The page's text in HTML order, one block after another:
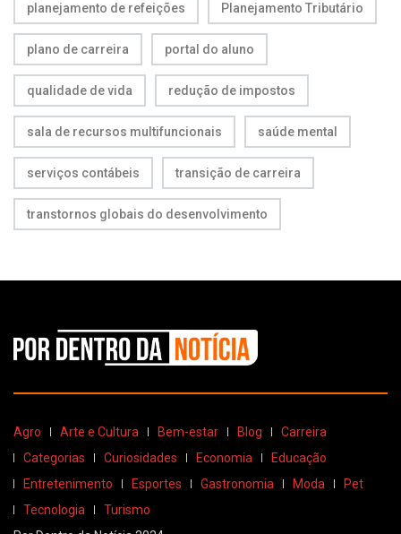
planejamento de refeições Planejamento Tributário
plano de carreira portal do aluno
qualidade de vida redução de impostos
sala de recursos multifuncionais saúde mental
serviços contábeis transição de carreira
transtornos globais do desenvolvimento
Agro Arte e Cultura Bem-estar Blog
Carreira
Categorias
Curiosidades Economia
Educação
Entretenimento
Esportes Gastronomia Moda
Pet
Tecnologia
Turismo